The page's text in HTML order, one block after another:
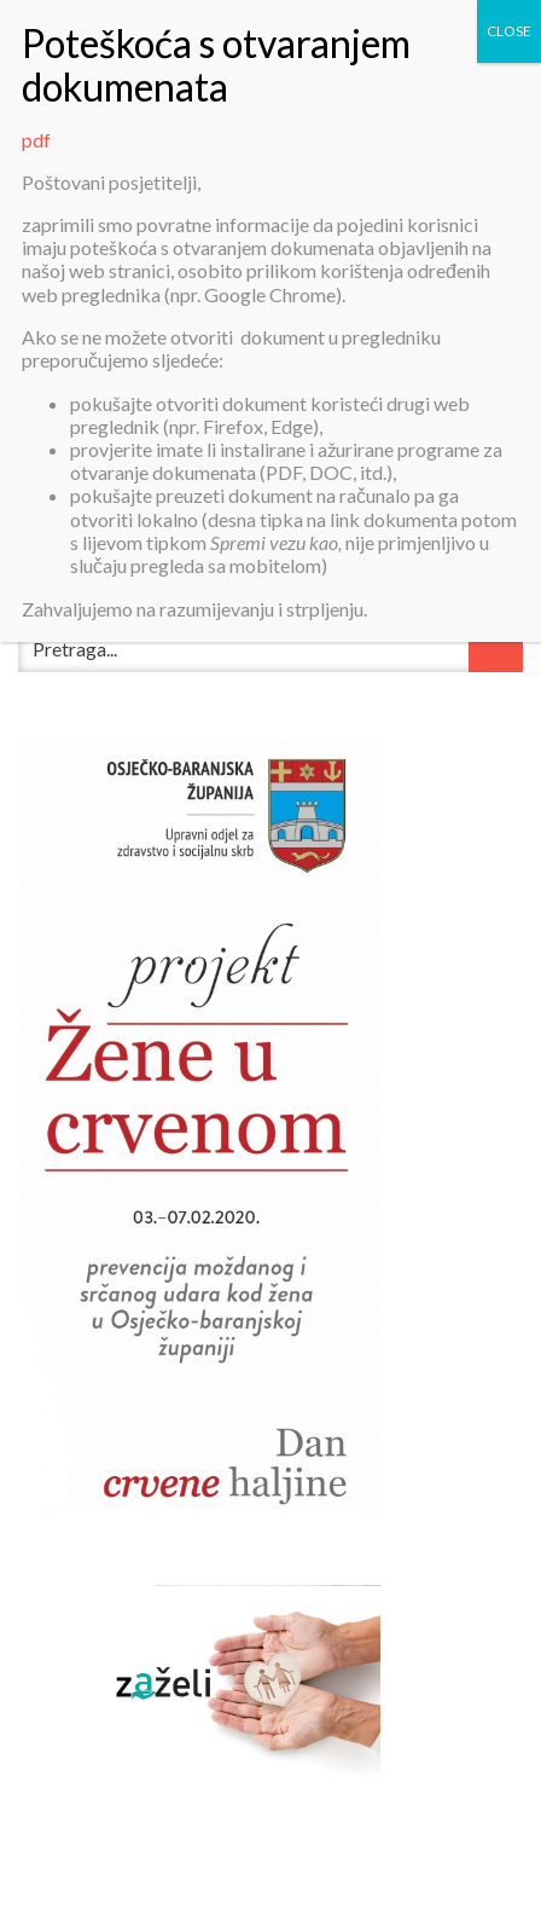
pdf
Objavljeno:26. rujna 2025.
pdf
Poštovani posjetitelji,
zaprimili smo povratne informacije da pojedini korisnici
imaju poteškoća s otvaranjem dokumenata objavljenih na
našoj web stranici, osobito prilikom korištenja određenih
web preglednika (npr. Google Chrome).
Ako se ne možete otvoriti dokument u pregledniku
preporučujemo sljedeće:
pokušajte otvoriti dokument koristeći drugi web
preglednik (npr. Firefox, Edge),
provjerite imate li instalirane i ažurirane programe za
otvaranje dokumenata (PDF, DOC, itd.),
pokušajte preuzeti dokument na računalo pa ga
otvoriti lokalno (desna tipka na link dokumenta potom
s lijevom tipkom Spremi vezu kao, nije primjenljivo u
slučaju pregleda sa mobitelom)
Zahvaljujemo na razumijevanju i strpljenju.